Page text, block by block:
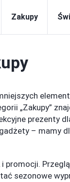
Zakupy
„Zakupy”
prezenty
– mamy
promocji.
sezonowe